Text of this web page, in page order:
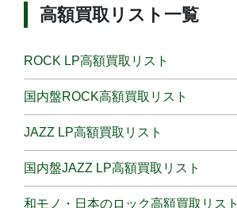
高額買取リスト一覧
ROCK LP高額買取リスト
国内盤ROCK高額買取リスト
JAZZ LP高額買取リスト
国内盤JAZZ LP高額買取リスト
和モノ・日本のロック高額買取リスト